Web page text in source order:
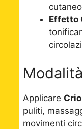
Effetto
Applicare
puliti,
movimenti